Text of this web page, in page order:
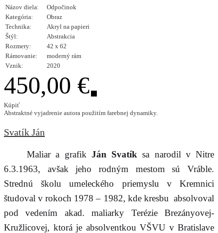
Názov diela:
Odpočinok
Kategória:
Obraz
Technika:
Akryl na papieri
Štýl:
Abstrakcia
Rozmery:
42 x 62
Rámovanie:
moderný rám
Vznik:
2020
450,00 €
Kúpiť
Abstraktné vyjadrenie autora použitím farebnej dynamiky.
Svatík Ján
Maliar a grafik Ján Svatík sa narodil v Nitre
6.3.1963, avšak jeho rodným mestom sú Vráble.
Strednú školu umeleckého priemyslu v Kremnici
študoval v rokoch 1978 – 1982, kde kresbu absolvoval
pod vedením akad. maliarky Terézie Brezányovej-
Kružlicovej, ktorá je absolventkou VŠVU v Bratislave